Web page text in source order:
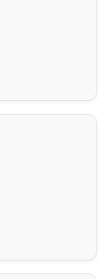
zu
–